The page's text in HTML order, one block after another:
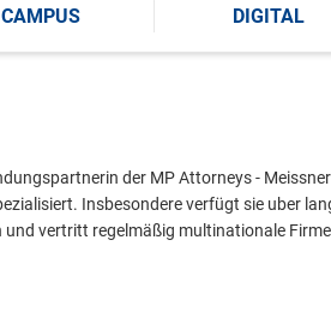
CAMPUS DIGITAL
der MP Attorneys -
Insbesondere verfügt sie uber
vertritt regelmäßig multinationale